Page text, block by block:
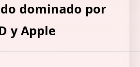
dominado por
y Apple